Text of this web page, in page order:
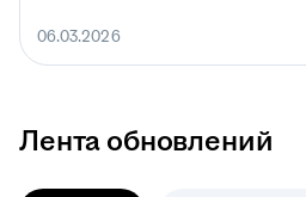
06.03.2026
Лента обновлений